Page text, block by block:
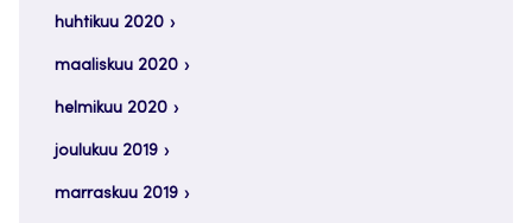
huhtikuu 2020
maaliskuu 2020
helmikuu 2020
joulukuu 2019
marraskuu 2019